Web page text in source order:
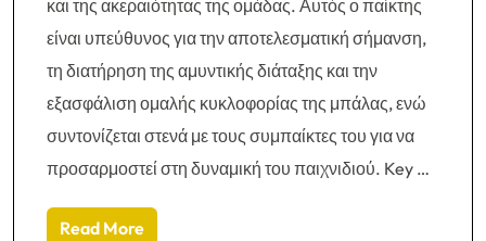
και της ακεραιότητας της ομάδας. Αυτός ο παίκτης
είναι υπεύθυνος για την αποτελεσματική σήμανση,
τη διατήρηση της αμυντικής διάταξης και την
εξασφάλιση ομαλής κυκλοφορίας της μπάλας, ενώ
συντονίζεται στενά με τους συμπαίκτες του για να
προσαρμοστεί στη δυναμική του παιχνιδιού. Key …
Read More